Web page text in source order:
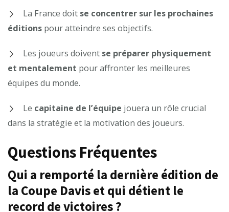
La France doit se concentrer sur les prochaines
éditions pour atteindre ses objectifs.
Les joueurs doivent se préparer physiquement
et mentalement pour affronter les meilleures
équipes du monde.
Le capitaine de l’équipe jouera un rôle crucial
dans la stratégie et la motivation des joueurs.
Questions Fréquentes
Qui a remporté la dernière édition de
la Coupe Davis et qui détient le
record de victoires ?